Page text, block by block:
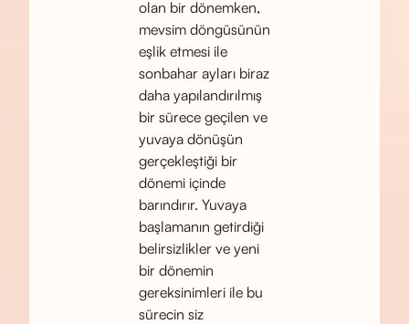
olan bir dönemken,
mevsim döngüsünün
eşlik etmesi ile
sonbahar ayları biraz
daha yapılandırılmış
bir sürece geçilen ve
yuvaya dönüşün
gerçekleştiği bir
dönemi içinde
barındırır. Yuvaya
başlamanın getirdiği
belirsizlikler ve yeni
bir dönemin
gereksinimleri ile bu
sürecin siz